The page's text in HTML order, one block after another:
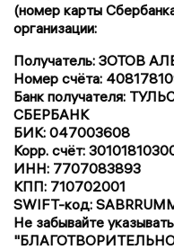
(номер карты
организации:
Получатель: ЗОТОВ
Номер счёта:
Банк получателя:
СБЕРБАНК
БИК: 047003608
Корр. счёт:
ИНН: 7707083893
КПП: 710702001
SWIFT-код:
Не забывайте